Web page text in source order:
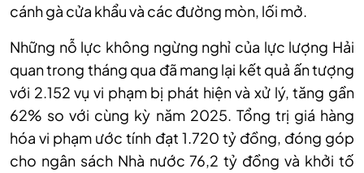
cánh gà cửa khẩu và các đường mòn, lối mở.
Những nỗ lực không ngừng nghỉ của lực lượng Hải
quan trong tháng qua đã mang lại kết quả ấn tượng
với 2.152 vụ vi phạm bị phát hiện và xử lý, tăng gần
62% so với cùng kỳ năm 2025. Tổng trị giá hàng
hóa vi phạm ước tính đạt 1.720 tỷ đồng, đóng góp
cho ngân sách Nhà nước 76,2 tỷ đồng và khởi tố